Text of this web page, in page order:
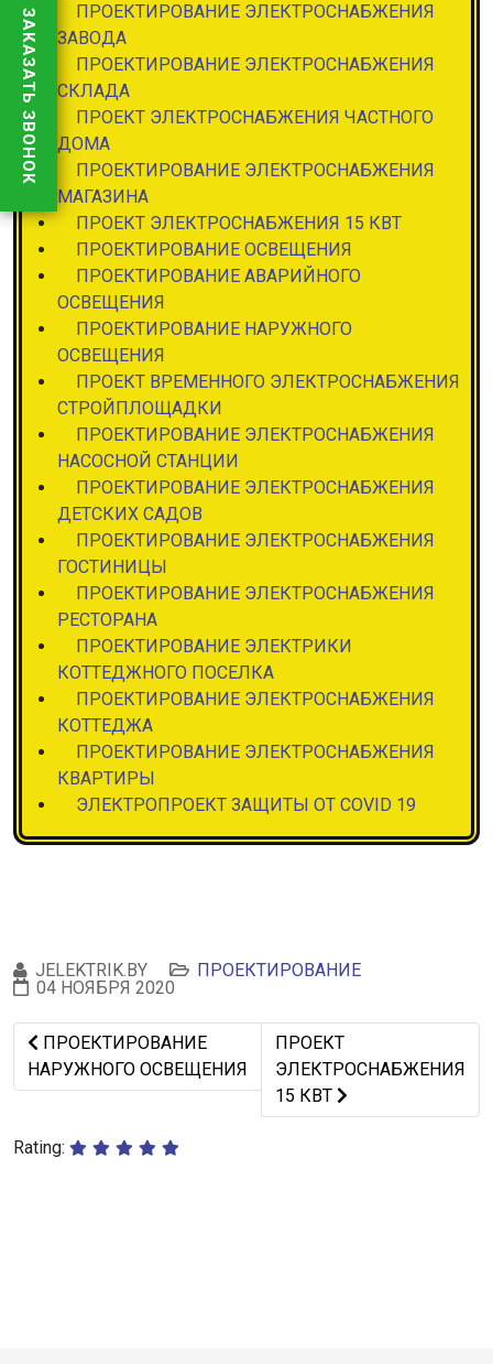
ПРОЕКТИРОВАНИЕ ЭЛЕКТРОСНАБЖЕНИЯ
ЗАВОДА
ПРОЕКТИРОВАНИЕ ЭЛЕКТРОСНАБЖЕНИЯ
СКЛАДА
ПРОЕКТ ЭЛЕКТРОСНАБЖЕНИЯ ЧАСТНОГО
ДОМА
ПРОЕКТИРОВАНИЕ ЭЛЕКТРОСНАБЖЕНИЯ
МАГАЗИНА
ПРОЕКТ ЭЛЕКТРОСНАБЖЕНИЯ 15 КВТ
ПРОЕКТИРОВАНИЕ ОСВЕЩЕНИЯ
ПРОЕКТИРОВАНИЕ АВАРИЙНОГО
ОСВЕЩЕНИЯ
ПРОЕКТИРОВАНИЕ НАРУЖНОГО
ОСВЕЩЕНИЯ
ПРОЕКТ ВРЕМЕННОГО ЭЛЕКТРОСНАБЖЕНИЯ
СТРОЙПЛОЩАДКИ
ПРОЕКТИРОВАНИЕ ЭЛЕКТРОСНАБЖЕНИЯ
НАСОСНОЙ СТАНЦИИ
ПРОЕКТИРОВАНИЕ ЭЛЕКТРОСНАБЖЕНИЯ
ДЕТСКИХ САДОВ
ПРОЕКТИРОВАНИЕ ЭЛЕКТРОСНАБЖЕНИЯ
ГОСТИНИЦЫ
ПРОЕКТИРОВАНИЕ ЭЛЕКТРОСНАБЖЕНИЯ
РЕСТОРАНА
ПРОЕКТИРОВАНИЕ ЭЛЕКТРИКИ
КОТТЕДЖНОГО ПОСЕЛКА
ПРОЕКТИРОВАНИЕ ЭЛЕКТРОСНАБЖЕНИЯ
КОТТЕДЖА
ПРОЕКТИРОВАНИЕ ЭЛЕКТРОСНАБЖЕНИЯ
КВАРТИРЫ
ЭЛЕКТРОПРОЕКТ ЗАЩИТЫ ОТ COVID 19
JELEKTRIK.BY
ПРОЕКТИРОВАНИЕ
04 НОЯБРЯ 2020
Предыдущий: ПРОЕКТИРОВАНИЕ НАРУЖНОГО
ПРОЕКТИРОВАНИЕ
НАРУЖНОГО ОСВЕЩЕНИЯ
Следующий: ПРОЕКТ
ПРОЕКТ
ЭЛЕКТРОСНАБЖЕНИЯ
15 КВТ
Rating:
ЗАКАЗАТЬ ЗВОНОК